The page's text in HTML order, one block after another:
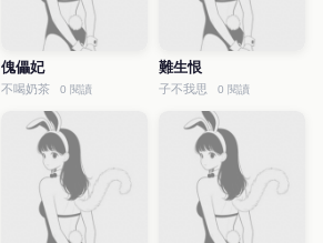
傀儡妃
不喝奶茶 0 閱讀
難生恨
子不我思 0 閱讀